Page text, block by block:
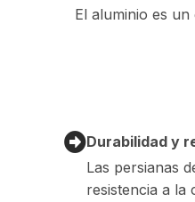
El aluminio es
Durabilidad y
Las persianas
resistencia a la